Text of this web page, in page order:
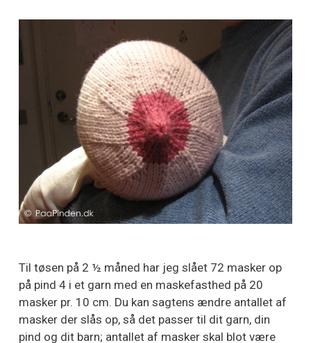
Til tøsen på 2 ½ måned har jeg slået 72 masker op
på pind 4 i et garn med en maskefasthed på 20
masker pr. 10 cm. Du kan sagtens ændre antallet af
masker der slås op, så det passer til dit garn, din
pind og dit barn; antallet af masker skal blot være